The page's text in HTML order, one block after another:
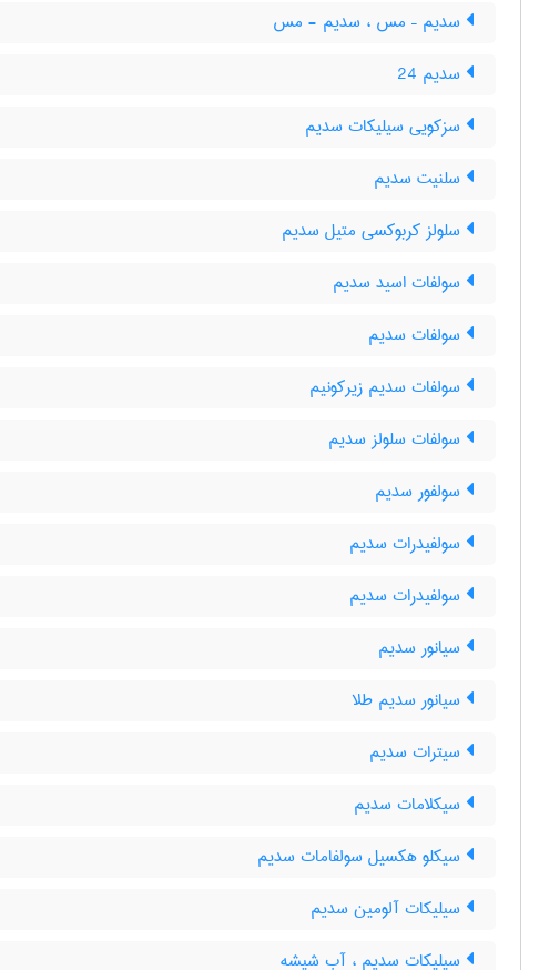
سدیم – مس ، سدیم - مس
سدیم 24
سزکویی سیلیکات سدیم
سلنیت سدیم
سلولز کربوکسی متیل سدیم
سولفات اسید سدیم
سولفات سدیم
سولفات سدیم زیرکونیم
سولفات سلولز سدیم
سولفور سدیم
سولفیدرات سدیم
سولفیدرات سدیم
سیانور سدیم
سیانور سدیم طلا
سیترات سدیم
سیکلامات سدیم
سیکلو هکسیل سولفامات سدیم
سیلیکات آلومین سدیم
سیلیکات سدیم ، آب شیشه